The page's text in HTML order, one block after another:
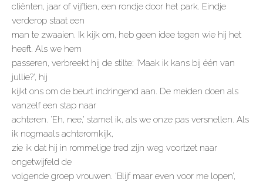
cliënten, jaar of vijftien, een rondje door het park. Eindje
verderop staat een
man te zwaaien. Ik kijk om, heb geen idee tegen wie hij het
heeft. Als we hem
passeren, verbreekt hij de stilte: ‘Maak ik kans bij één van
jullie?’, hij
kijkt ons om de beurt indringend aan. De meiden doen als
vanzelf een stap naar
achteren. ‘Eh, nee,’ stamel ik, als we onze pas versnellen. Als
ik nogmaals achteromkijk,
zie ik dat hij in rommelige tred zijn weg voortzet naar
ongetwijfeld de
volgende groep vrouwen. ‘Blijf maar even voor me lopen’,